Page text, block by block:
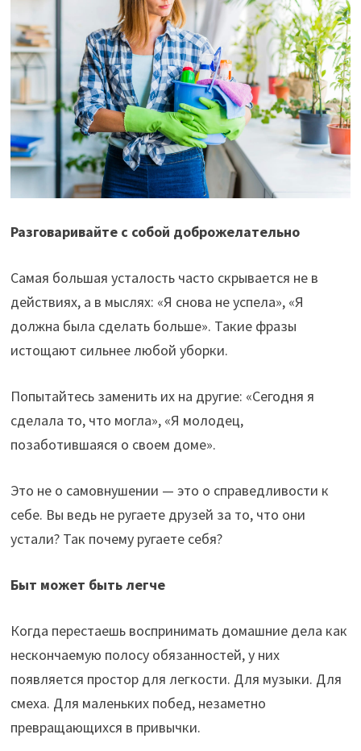
Разговаривайте с собой доброжелательно
Самая большая усталость часто скрывается не в
действиях, а в мыслях: «Я снова не успела», «Я
должна была сделать больше». Такие фразы
истощают сильнее любой уборки.
Попытайтесь заменить их на другие: «Сегодня я
сделала то, что могла», «Я молодец,
позаботившаяся о своем доме».
Это не о самовнушении — это о справедливости к
себе. Вы ведь не ругаете друзей за то, что они
устали? Так почему ругаете себя?
Быт может быть легче
Когда перестаешь воспринимать домашние дела как
нескончаемую полосу обязанностей, у них
появляется простор для легкости. Для музыки. Для
смеха. Для маленьких побед, незаметно
превращающихся в привычки.